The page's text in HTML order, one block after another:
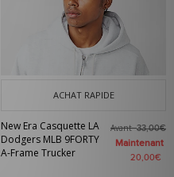
ACHAT RAPIDE
New Era Casquette LA
Dodgers MLB 9FORTY
A-Frame Trucker
Avant33,00€
Maintenant
20,00€